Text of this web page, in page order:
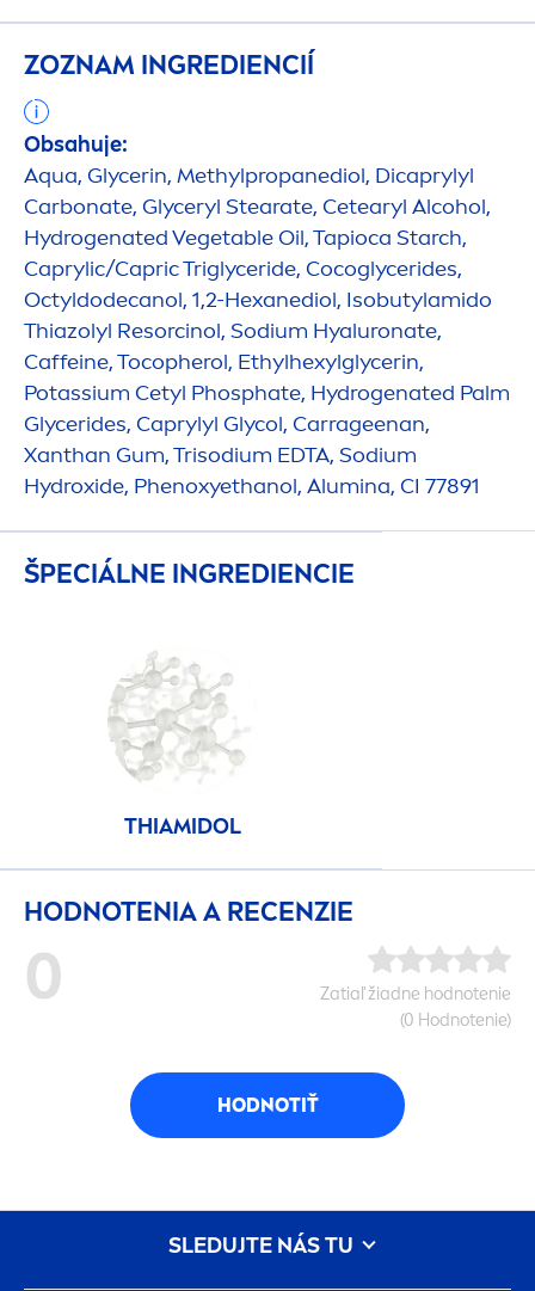
ZOZNAM INGREDIENCIÍ
Obsahuje:
Aqua, Glycerin, Methylpropanediol, Dicaprylyl
Carbonate, Glyceryl Stearate, Cetearyl Alcohol,
Hydrogenated Vegetable Oil, Tapioca Starch,
Caprylic/Capric Triglyceride, Cocoglycerides,
Octyldodecanol, 1,2-Hexanediol, Isobutylamido
Thiazolyl Resorcinol, Sodium Hyaluronate,
Caffeine, Tocopherol, Ethylhexylglycerin,
Potassium Cetyl Phosphate, Hydrogenated Palm
Glycerides, Caprylyl Glycol, Carrageenan,
Xanthan Gum, Trisodium EDTA, Sodium
Hydroxide, Phenoxyethanol, Alumina, CI 77891
ŠPECIÁLNE INGREDIENCIE
THIAMIDOL
HODNOTENIA A RECENZIE
0
Zatiaľ žiadne hodnotenie
(0 Hodnotenie)
HODNOTIŤ
SLEDUJTE NÁS TU